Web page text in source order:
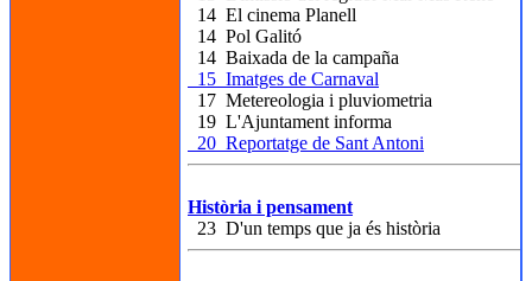
14 El cinema Planell
14 Pol Galitó
14 Baixada de la campaña
15 Imatges de Carnaval
17 Metereologia i pluviometria
19 L'Ajuntament informa
20 Reportatge de Sant Antoni
Història i pensament
23 D'un temps que ja és història